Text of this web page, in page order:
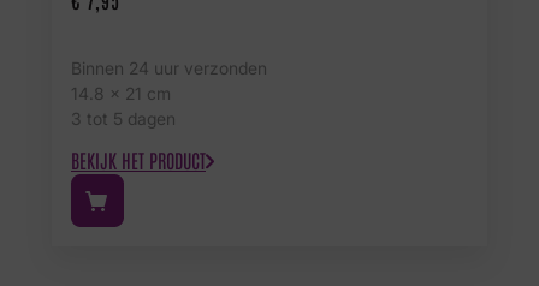
Binnen 24 uur verzonden
14.8 x 21 cm
3 tot 5 dagen
BEKIJK HET PRODUCT